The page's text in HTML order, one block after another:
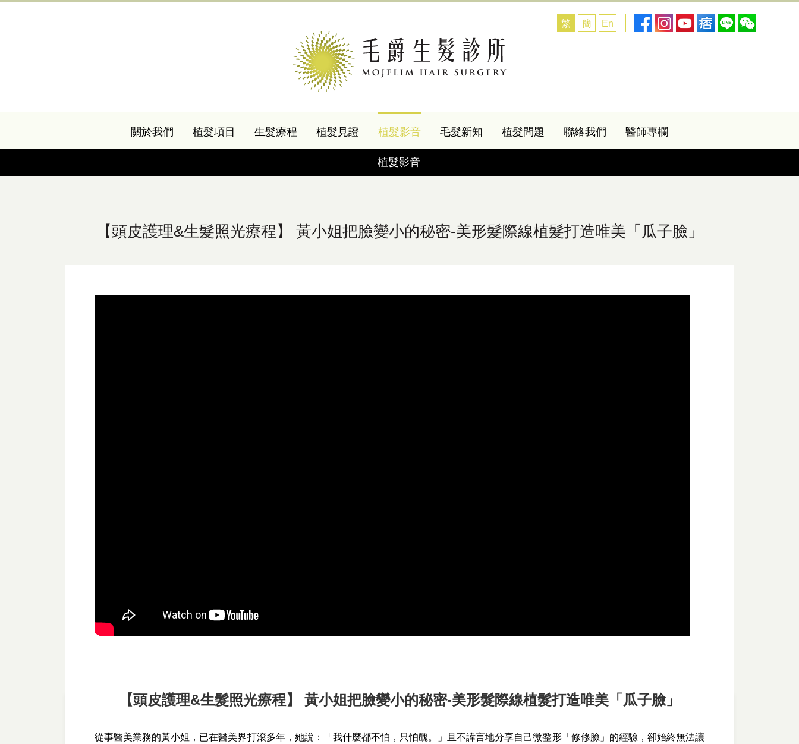
關於我們 植髮項目 生髮療程 植髮見證 植髮影音
植髮影音
毛髮新知 植髮問題 聯絡我們 醫師專欄
繁 簡 En
【頭皮護理&生髮照光療程】 黃小姐把臉變小的秘密-美形髮際線植髮打造唯美「瓜子臉」
【頭皮護理&生髮照光療程】 黃小姐把臉變小的秘密-美形髮際線植髮打造唯美「瓜子臉」
從事醫美業務的黃小姐，已在醫美界打滾多年，她說：「我什麼都不怕，只怕醜。」且不諱言地分享自己微整形「修修臉」的經驗，卻始終無法讓